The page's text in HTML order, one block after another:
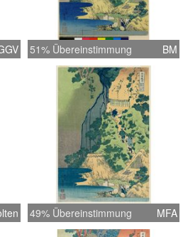
51% Übereinstimmung BM
49% Übereinstimmung MFA